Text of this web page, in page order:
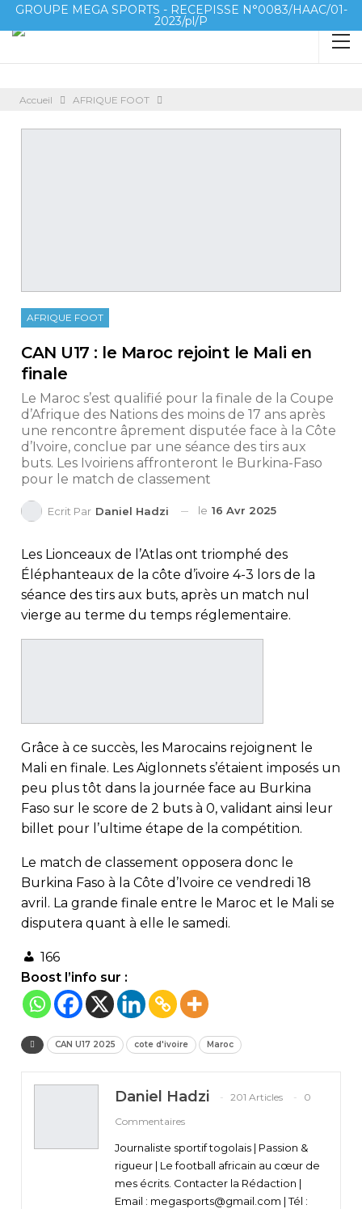
GROUPE MEGA SPORTS - RECEPISSE N°0083/HAAC/01-
2023/pl/P
Accueil AFRIQUE FOOT
AFRIQUE FOOT
CAN U17 : le Maroc rejoint le Mali en
finale
Le Maroc s’est qualifié pour la finale de la Coupe
d’Afrique des Nations des moins de 17 ans après
une rencontre âprement disputée face à la Côte
d’Ivoire, conclue par une séance des tirs aux
buts. Les Ivoiriens affronteront le Burkina-Faso
pour le match de classement
Ecrit Par Daniel Hadzi le 16 Avr 2025
Les Lionceaux de l’Atlas ont triomphé des
Éléphanteaux de la côte d’ivoire 4-3 lors de la
séance des tirs aux buts, après un match nul
vierge au terme du temps réglementaire.
Grâce à ce succès, les Marocains rejoignent le
Mali en finale. Les Aiglonnets s’étaient imposés un
peu plus tôt dans la journée face au Burkina
Faso sur le score de 2 buts à 0, validant ainsi leur
billet pour l’ultime étape de la compétition.
Le match de classement opposera donc le
Burkina Faso à la Côte d’Ivoire ce vendredi 18
avril. La grande finale entre le Maroc et le Mali se
disputera quant à elle le samedi.
166
Boost l’info sur :
CAN U17 2025 cote d'ivoire Maroc
Daniel Hadzi 201 Articles
0
Commentaires
Journaliste sportif togolais | Passion &
rigueur | Le football africain au cœur de
mes écrits. Contacter la Rédaction |
Email : megasports@gmail.com | Tél :